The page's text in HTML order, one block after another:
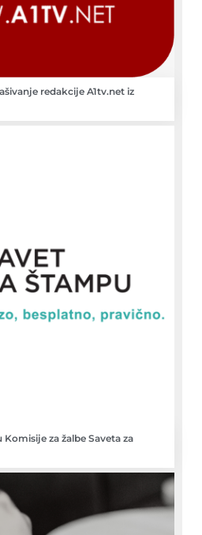
redakcije A1tv.net iz
za žalbe Saveta za